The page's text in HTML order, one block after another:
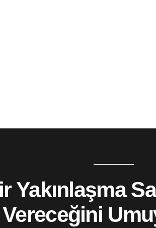
Yakınlaşma
Vereceğini